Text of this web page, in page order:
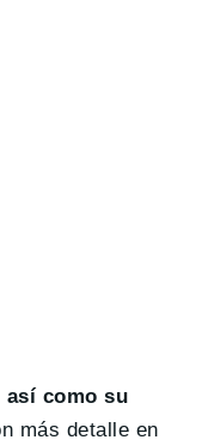
así como su
más detalle en